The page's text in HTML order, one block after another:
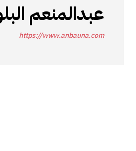
عبدالمنعم
https://www.anbauna.com